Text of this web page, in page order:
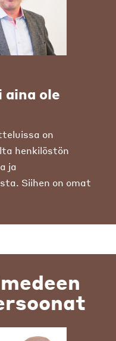
aina ole
on
henkilöstön
ja
Siihen on omat